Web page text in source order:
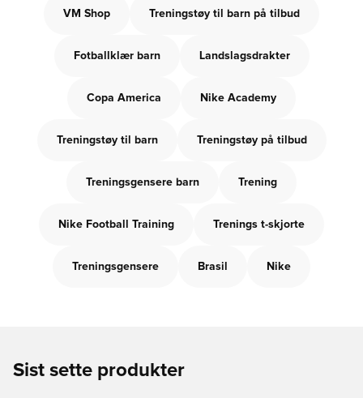
VM Shop Treningstøy til barn på tilbud
Fotballklær barn Landslagsdrakter
Copa America Nike Academy
Treningstøy til barn Treningstøy på tilbud
Treningsgensere barn Trening
Nike Football Training Trenings t-skjorte
Treningsgensere Brasil Nike
Sist sette produkter